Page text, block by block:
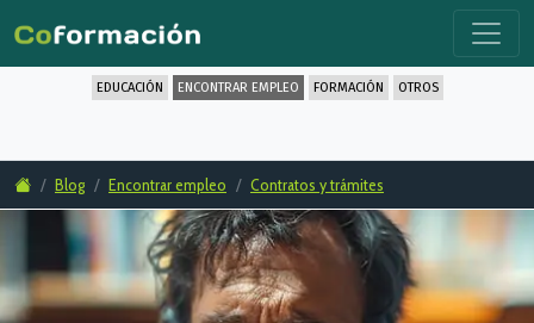
EDUCACIÓN ENCONTRAR EMPLEO FORMACIÓN OTROS
Blog Encontrar empleo Contratos y trámites